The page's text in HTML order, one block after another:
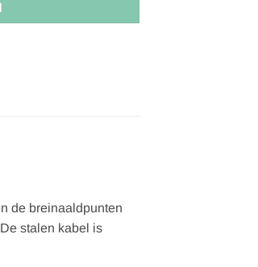
de breinaaldpunten
stalen kabel is